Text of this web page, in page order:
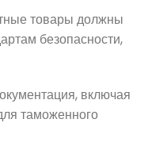
товары должны
безопасности,
включая
таможенного